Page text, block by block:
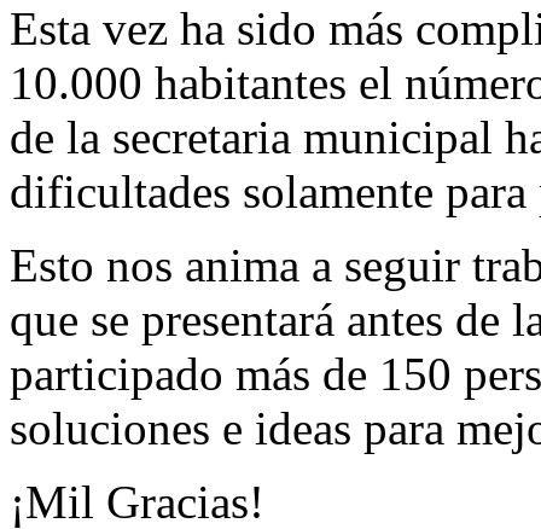
Esta vez ha sido más
10.000 habitantes el
de la secretaria municipal
dificultades solamente
Esto nos anima a seguir
que se presentará antes de
participado más de 150
soluciones e ideas para
¡Mil Gracias!